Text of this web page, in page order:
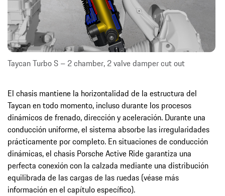
Taycan Turbo S – 2 chamber, 2 valve damper cut out
El chasis mantiene la horizontalidad de la estructura del
Taycan en todo momento, incluso durante los procesos
dinámicos de frenado, dirección y aceleración. Durante una
conducción uniforme, el sistema absorbe las irregularidades
prácticamente por completo. En situaciones de conducción
dinámicas, el chasis Porsche Active Ride garantiza una
perfecta conexión con la calzada mediante una distribución
equilibrada de las cargas de las ruedas (véase más
información en el capítulo específico).